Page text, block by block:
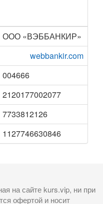
ООО «ВЭББАНКИР»
webbankir.com
004666
2120177002077
7733812126
1127746630846
на сайте kurs.vip, ни при
офертой и носит